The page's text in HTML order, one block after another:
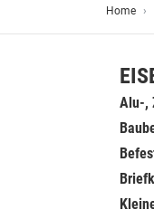
Home
Alu-,